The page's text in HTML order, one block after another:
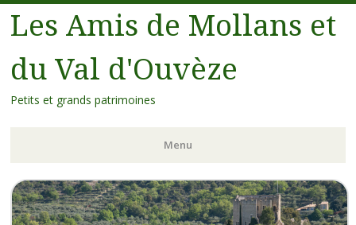
Les Amis de Mollans et
du Val d'Ouvèze
Petits et grands patrimoines
Menu